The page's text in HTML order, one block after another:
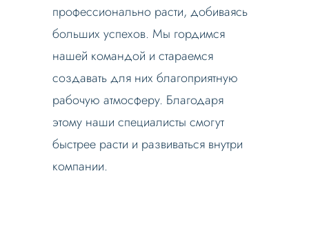
профессионально расти, добиваясь
больших успехов. Мы гордимся
нашей командой и стараемся
создавать для них благоприятную
рабочую атмосферу. Благодаря
этому наши специалисты смогут
быстрее расти и развиваться внутри
компании.